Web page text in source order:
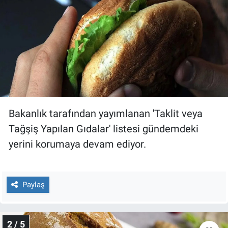
Bakanlık tarafından yayımlanan 'Taklit veya
Tağşiş Yapılan Gıdalar' listesi gündemdeki
yerini korumaya devam ediyor.
Paylaş
2 / 5
Gündem Özel
Günün görüntüsü
Haber
Kimdir
Kültür Sanat